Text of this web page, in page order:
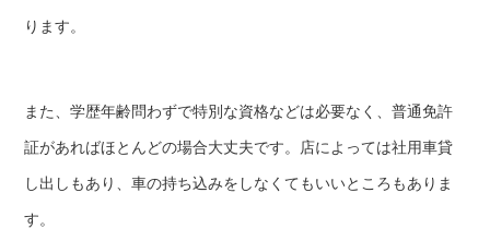
ります。
また、学歴年齢問わずで特別な資格などは必要なく、普通免許
証があればほとんどの場合大丈夫です。店によっては社用車貸
し出しもあり、車の持ち込みをしなくてもいいところもありま
す。